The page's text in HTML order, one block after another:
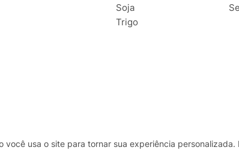
Soja
Trigo
usa o site para tornar sua experiência personalizada.